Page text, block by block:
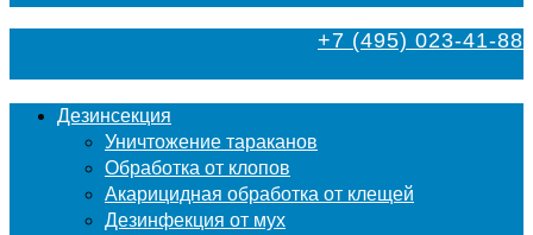
+7 (495) 023-41-88
Дезинсекция
Уничтожение тараканов
Обработка от клопов
Акарицидная обработка от клещей
Дезинфекция от мух